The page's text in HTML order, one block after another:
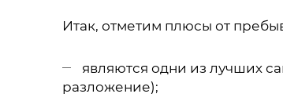
Итак, отметим плюсы от
являются одни из лучших
разложение);